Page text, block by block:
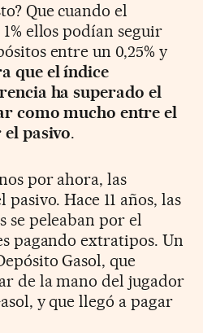
Que cuando el
ellos podían seguir
entre un 0,25% y
que el índice
ha superado el
como mucho entre el
el pasivo.
por ahora, las
Hace 11 años, las
se peleaban por el
pagando extratipos. Un
Gasol, que
de la mano del jugador
y que llegó a pagar